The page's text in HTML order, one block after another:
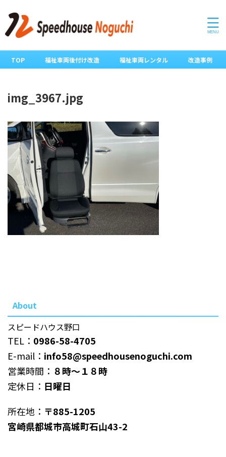
TOP 福祉車両後付け改造 福祉車両レンタル 改造事例
img_3967.jpg
About
スピードハウス野口
TEL： 0986-58-4705
E-mail： info58@speedhousenoguchi.com
営業時間： ８時～１８時
定休日： 日曜日
所在地： 〒885-1205
宮崎県都城市高城町石山43-2